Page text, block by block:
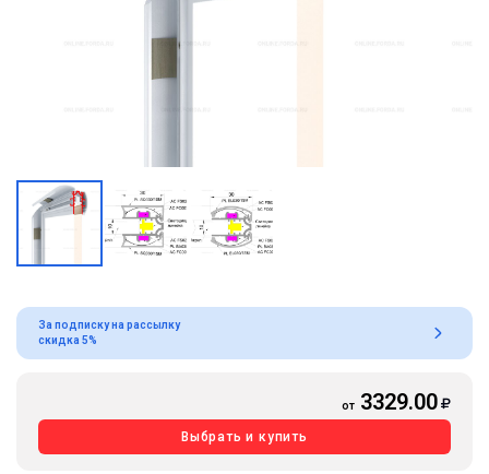
За подписку на рассылку
скидка 5%
от 3329.00
Выбрать и купить